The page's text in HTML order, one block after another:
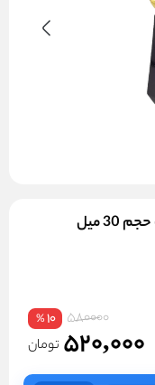
580000
10
%
520,000 تومان